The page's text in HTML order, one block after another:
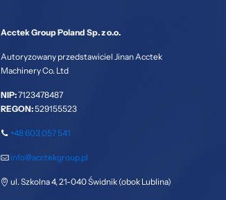
Acctek Group Poland Sp. z o.o.
Autoryzowany przedstawiciel Jinan Acctek
Machinery Co. Ltd
NIP:7123478487
REGON:529155523
+48 603 057 541
info@acctekgroup.pl
ul. Szkolna 4, 21-040 Świdnik (obok Lublina)